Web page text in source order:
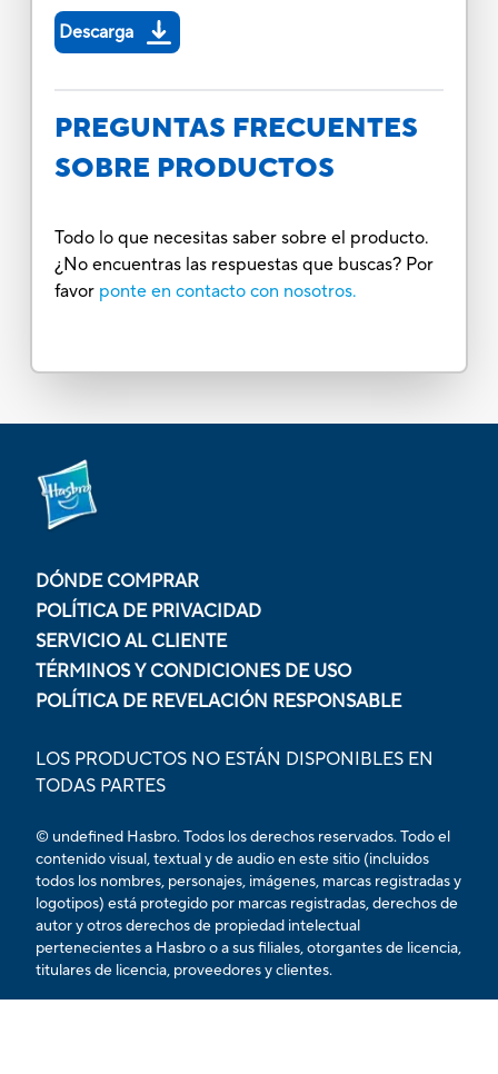
Descarga
PREGUNTAS FRECUENTES
SOBRE PRODUCTOS
Todo lo que necesitas saber sobre el producto.
¿No encuentras las respuestas que buscas? Por
favor ponte en contacto con nosotros.
DÓNDE COMPRAR
POLÍTICA DE PRIVACIDAD
SERVICIO AL CLIENTE
TÉRMINOS Y CONDICIONES DE USO
POLÍTICA DE REVELACIÓN RESPONSABLE
LOS PRODUCTOS NO ESTÁN DISPONIBLES EN
TODAS PARTES
© undefined Hasbro. Todos los derechos reservados. Todo el
contenido visual, textual y de audio en este sitio (incluidos
todos los nombres, personajes, imágenes, marcas registradas y
logotipos) está protegido por marcas registradas, derechos de
autor y otros derechos de propiedad intelectual
pertenecientes a Hasbro o a sus filiales, otorgantes de licencia,
titulares de licencia, proveedores y clientes.